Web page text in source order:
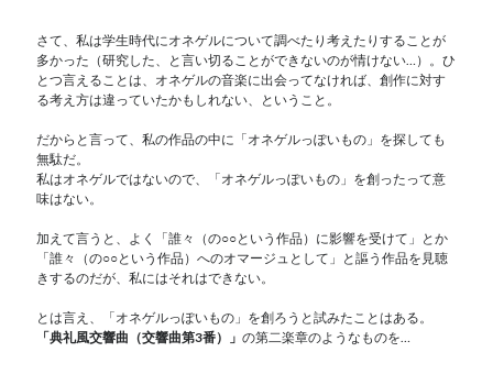
さて、私は学生時代にオネゲルについて調べたり考えたりすることが
多かった（研究した、と言い切ることができないのが情けない…）。ひ
とつ言えることは、オネゲルの音楽に出会ってなければ、創作に対す
る考え方は違っていたかもしれない、ということ。
だからと言って、私の作品の中に「オネゲルっぽいもの」を探しても
無駄だ。
私はオネゲルではないので、「オネゲルっぽいもの」を創ったって意
味はない。
加えて言うと、よく「誰々（の○○という作品）に影響を受けて」とか
「誰々（の○○という作品）へのオマージュとして」と謳う作品を見聴
きするのだが、私にはそれはできない。
とは言え、「オネゲルっぽいもの」を創ろうと試みたことはある。
「典礼風交響曲（交響曲第3番）」の第二楽章のようなものを…